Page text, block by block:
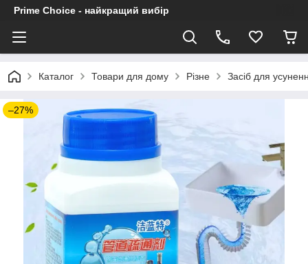
Prime Choice - найкращий вибір
Каталог Товари для дому Різне Засіб для
–27%